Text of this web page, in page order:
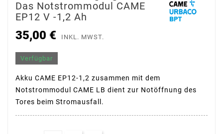
Das Notstrommodul CAME
EP12 V -1,2 Ah
35,00 € INKL. MWST.
Verfügbar
Akku CAME EP12-1,2 zusammen mit dem
Notstrommodul CAME LB dient zur Notöffnung des
Tores beim Stromausfall.